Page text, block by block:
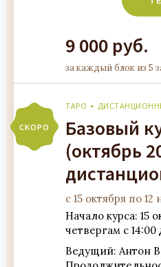
9 000 руб.
за каждый блок из 5
ТАРО
Базовый
(октябрь
с 15 октября по 12
Начало курса: 15
четвергам с 14:00
Ведущий: Антон
СКОРО